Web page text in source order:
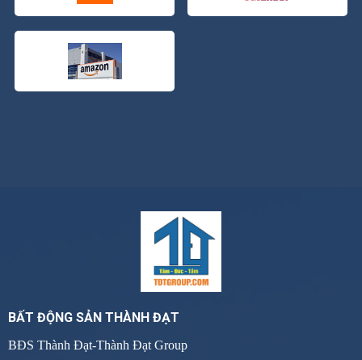
BẤT ĐỘNG SẢN THÀNH ĐẠT
BĐS Thành Đạt-Thành Đạt Group